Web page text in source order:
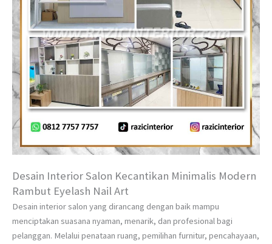
Desain Interior Salon Kecantikan Minimalis Modern
Rambut Eyelash Nail Art
Desain interior salon yang dirancang dengan baik mampu
menciptakan suasana nyaman, menarik, dan profesional bagi
pelanggan. Melalui penataan ruang, pemilihan furnitur, pencahayaan,